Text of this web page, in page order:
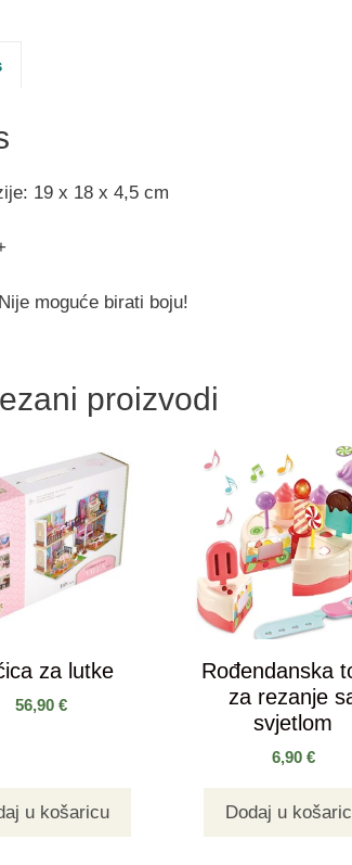
19 x 18 x 4,5 cm
Nije moguće birati boju!
proizvodi
za lutke
56,90€
u košaricu
Rođendanska
za rezanje
svjetlom
6,90 €
Dodaj u